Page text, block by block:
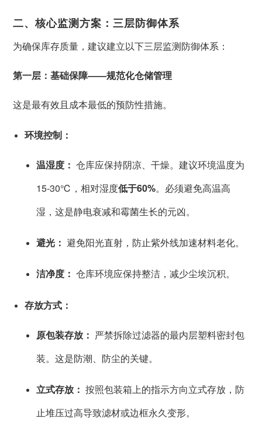
二、核心监测方案：三层防御体系
为确保库存质量，建议建立以下三层监测防御体系：
第一层：基础保障——规范化仓储管理
这是最有效且成本最低的预防性措施。
环境控制：
温湿度： 仓库应保持阴凉、干燥。建议环境温度为
15-30℃，相对湿度低于60%。必须避免高温高
湿，这是静电衰减和霉菌生长的元凶。
避光： 避免阳光直射，防止紫外线加速材料老化。
洁净度： 仓库环境应保持整洁，减少尘埃沉积。
存放方式：
原包装存放： 严禁拆除过滤器的最内层塑料密封包
装。这是防潮、防尘的关键。
立式存放： 按照包装箱上的指示方向立式存放，防
止堆压过高导致滤材或边框永久变形。